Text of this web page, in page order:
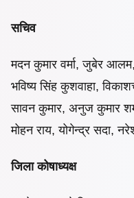
सचिव
मदन कुमार वर्मा, जुबेर
भविष्य सिंह कुशवाहा,
सावन कुमार, अनुज कुमार
मोहन राय, योगेन्द्र सदा,
जिला कोषाध्यक्ष